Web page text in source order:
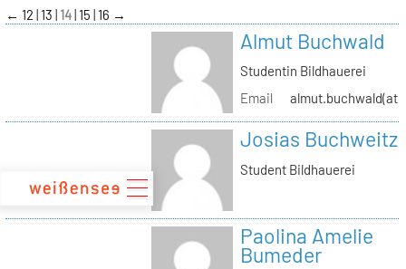
zum
Inhalt
← 12 13 14 15 16 →
Almut Buchwald
Studentin Bildhauerei
Email
Josias Buchweitz
Student Bildhauerei
Paolina Amelie
Bumeder